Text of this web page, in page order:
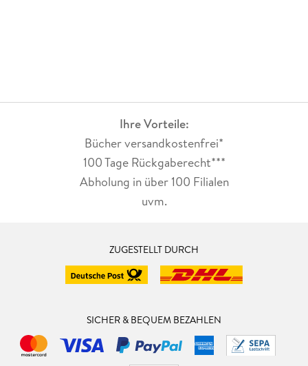
Ihre Vorteile:
Bücher versandkostenfrei*
100 Tage Rückgaberecht***
Abholung in über 100 Filialen
uvm.
ZUGESTELLT DURCH
SICHER & BEQUEM BEZAHLEN